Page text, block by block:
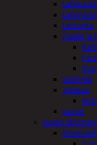
Leivonta
Padat ja
Säilöntä
Tiskaus
vaa'at
Kodin